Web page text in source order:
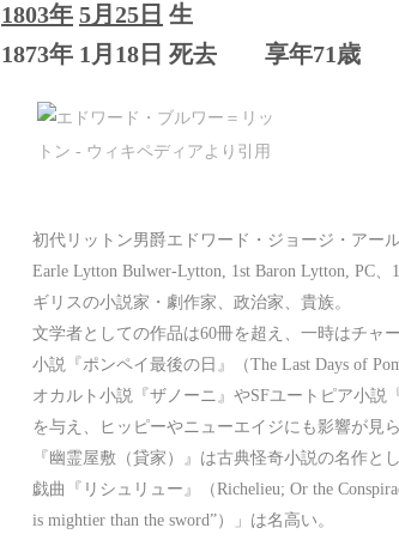
1803年 5月25日 生
1873年 1月18日 死去
享年71歳
初代リットン男爵エドワード・ジョージ・アー
Earle Lytton Bulwer-Lytton, 1st Baron Lytton, PC
ギリスの小説家・劇作家、政治家、貴族。
文学者としての作品は60冊を超え、一時はチャ
小説『ポンペイ最後の日』（The Last Days of
オカルト小説『ザノーニ』やSFユートピア小
を与え、ヒッピーやニューエイジにも影響が見ら
『幽霊屋敷（貸家）』は古典怪奇小説の名作と
戯曲『リシュリュー』（Richelieu; Or the
is mightier than the sword”）」は名高い。